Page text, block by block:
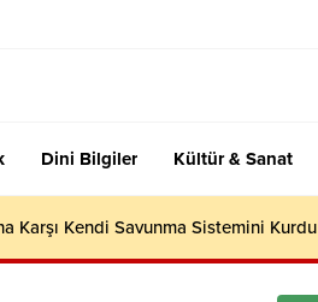
Dini Bilgiler Kültür & Sanat
Karşı Kendi Savunma Sistemini Kurdu